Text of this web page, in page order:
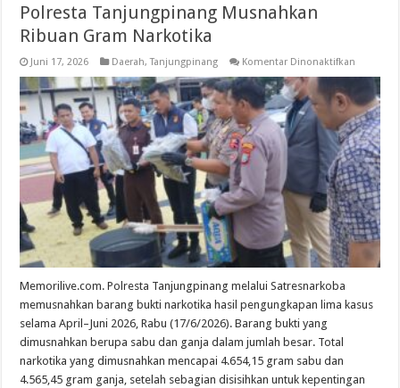
Polresta Tanjungpinang Musnahkan
Ribuan Gram Narkotika
Juni 17, 2026 Daerah,Tanjungpinang Komentar Dinonaktifkan
Ribuan
Gram
Narkotika
Memorilive.com. Polresta Tanjungpinang melalui Satresnarkoba
memusnahkan barang bukti narkotika hasil pengungkapan lima kasus
selama April–Juni 2026, Rabu (17/6/2026). Barang bukti yang
dimusnahkan berupa sabu dan ganja dalam jumlah besar. Total
narkotika yang dimusnahkan mencapai 4.654,15 gram sabu dan
4.565,45 gram ganja, setelah sebagian disisihkan untuk kepentingan